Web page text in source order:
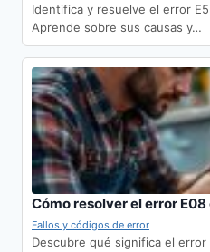
Identifica y resuelve el error
Aprende sobre sus causas y…
Cómo resolver el error
Fallos y códigos de error
Descubre qué significa el